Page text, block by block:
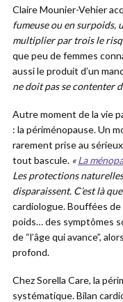
Claire Mounier-Vehier
fumeuse ou en
multiplier par trois le
que peu de femmes
aussi le produit d’un
ne doit pas se contenter
Autre moment de la vie
: la périménopause. Un
rarement prise au
tout bascule. «La
Les protections
disparaissent. C’est là
cardiologue. Bouffées
poids… des symptômes
de “l’âge qui avance”,
profond.
Chez Sorella Care, la
systématique. Bilan